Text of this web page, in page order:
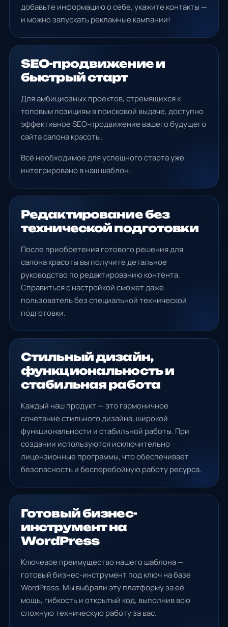
добавьте информацию о себе, укажите контакты —
и можно запускать рекламные кампании!
SEO-продвижение и
быстрый старт
Для амбициозных проектов, стремящихся к
топовым позициям в поисковой выдаче, доступно
эффективное SEO-продвижение вашего будущего
сайта салона красоты.
Всё необходимое для успешного старта уже
интегрировано в наш шаблон.
Редактирование без
технической подготовки
После приобретения готового решения для
салона красоты вы получите детальное
руководство по редактированию контента.
Справиться с настройкой сможет даже
пользователь без специальной технической
подготовки.
Стильный дизайн,
функциональность и
стабильная работа
Каждый наш продукт — это гармоничное
сочетание стильного дизайна, широкой
функциональности и стабильной работы. При
создании используются исключительно
лицензионные программы, что обеспечивает
безопасность и бесперебойную работу ресурса.
Готовый бизнес-
инструмент на
WordPress
Ключевое преимущество нашего шаблона —
готовый бизнес-инструмент под ключ на базе
WordPress. Мы выбрали эту платформу за её
мощь, гибкость и открытый код, выполнив всю
сложную техническую работу за вас.